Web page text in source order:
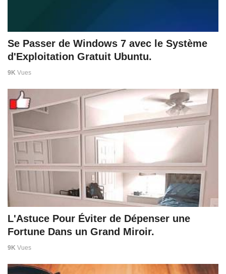
Se Passer de Windows 7 avec le Système
d'Exploitation Gratuit Ubuntu.
9K Vues
L'Astuce Pour Éviter de Dépenser une
Fortune Dans un Grand Miroir.
9K Vues